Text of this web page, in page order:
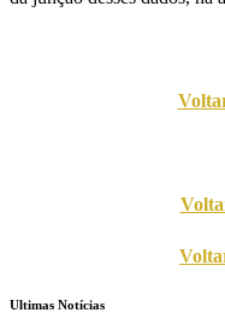
Ultimas Notícias